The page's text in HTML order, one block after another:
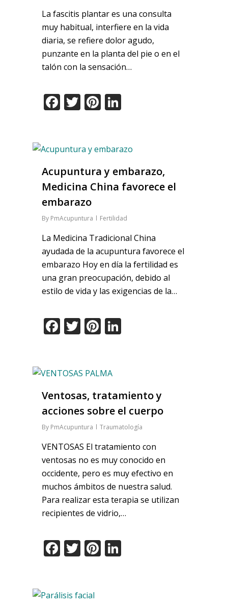
La fascitis plantar es una consulta
muy habitual, interfiere en la vida
diaria, se refiere dolor agudo,
punzante en la planta del pie o en el
talón con la sensación…
Facebook
TwitterPinterest
Acupuntura y embarazo,
Medicina China favorece el
embarazo
By PmAcupuntura Fertilidad
La Medicina Tradicional China
ayudada de la acupuntura favorece el
embarazo Hoy en día la fertilidad es
una gran preocupación, debido al
estilo de vida y las exigencias de la…
Facebook
TwitterPinterest
Ventosas, tratamiento y
acciones sobre el cuerpo
By PmAcupuntura Traumatología
VENTOSAS El tratamiento con
ventosas no es muy conocido en
occidente, pero es muy efectivo en
muchos ámbitos de nuestra salud.
Para realizar esta terapia se utilizan
recipientes de vidrio,…
Facebook
TwitterPinterest